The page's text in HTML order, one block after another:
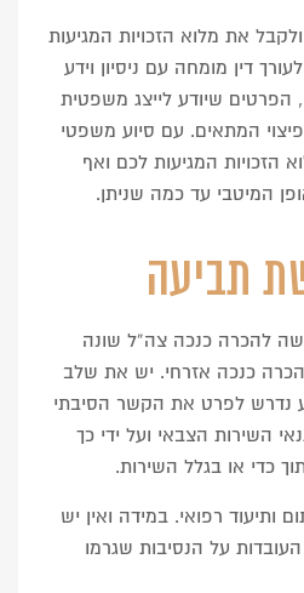
את מלוא הזכויות המגיעות
דין מומחה עם ניסיון וידע
שיודע לייצג משפטית
המתאים. עם סיוע משפטי
הזכויות המגיעות לכם ואף
המיטבי עד כמה שניתן.
תביעה
להכרה כנכה צה”ל שונה
כנכה אזרחי. יש את שלב
נדרש לפרט את הקשר הסיבתי
השירות הצבאי ועל ידי כך
כדי או בגלל השירות.
ותיעוד רפואי. במידה ואין יש
על הנסיבות שגרמו